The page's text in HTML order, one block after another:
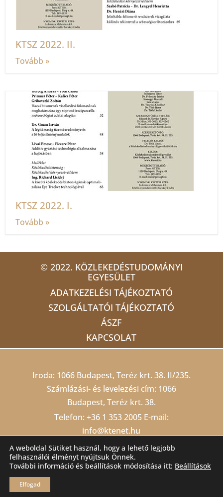
KTSZ 2022. II.
Tovább »
KTSZ 2022. I.
Tovább »
© 2022. KÖZLEKEDÉSTUDOMÁNYI
EGYESÜLET
ADATKEZELÉSI TÁJÉKOZTATÓ
SZOLGÁLTATÓI TÁJÉKOZTATÓ
ÁSZF
KAPCSOLAT
Iroda: 1066 Budapest, Teréz krt. 38. II/235.
Számlázási- és levelezési cím: 1066
Budapest, Teréz krt. 38.
Telefon: +36 1 353 2005 E-mail:
info@ktenet.hu
Adószám: 19815709-2-42 Cégjegyzékszám:
01 02 000403Számlaszám: 10200823-
A weboldal Sütiket használ, hogy a lehető legjobb
felhasználói élményt nyújtsuk Önnek.
További információ és beállítások módosítása itt: Beállítások
Elfogad